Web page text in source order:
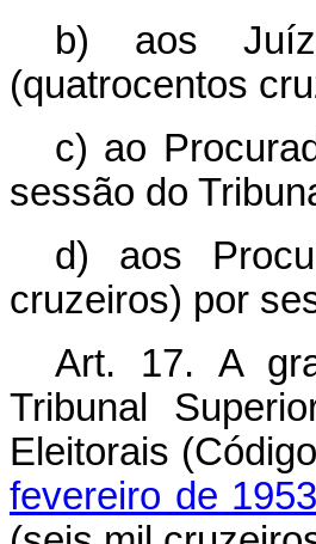
b) aos
(quatrocentos
c) ao
sessão do
d) aos
cruzeiros) por
Art. 17. A
Tribunal
Eleitorais
fevereiro de 1953